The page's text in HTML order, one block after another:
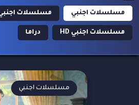
مسلسلات اجنبي مسلسلات اجنبي
مسلسلات اجنبي HD دراما
مسلسلات اجنبي